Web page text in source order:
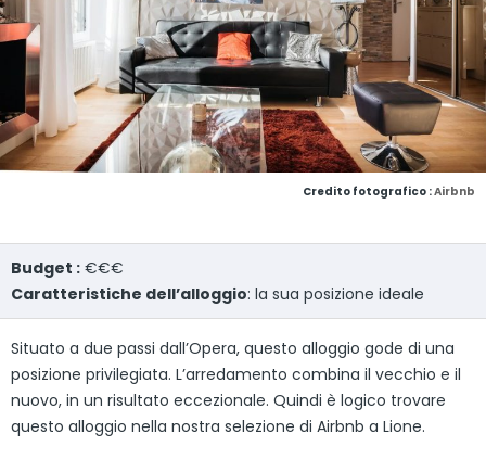
Credito fotografico :Airbnb
Budget : €€€
Caratteristiche dell’alloggio: la sua posizione ideale
Situato a due passi dall’Opera, questo alloggio gode di una
posizione privilegiata. L’arredamento combina il vecchio e il
nuovo, in un risultato eccezionale. Quindi è logico trovare
questo alloggio nella nostra selezione di Airbnb a Lione.